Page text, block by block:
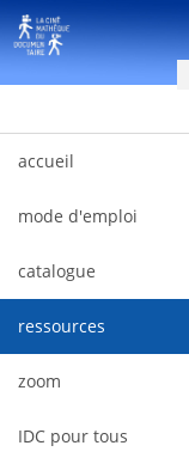
Pular para o conteúdo
accueil
mode d'emploi
catalogue
ressources
zoom
IDC pour tous